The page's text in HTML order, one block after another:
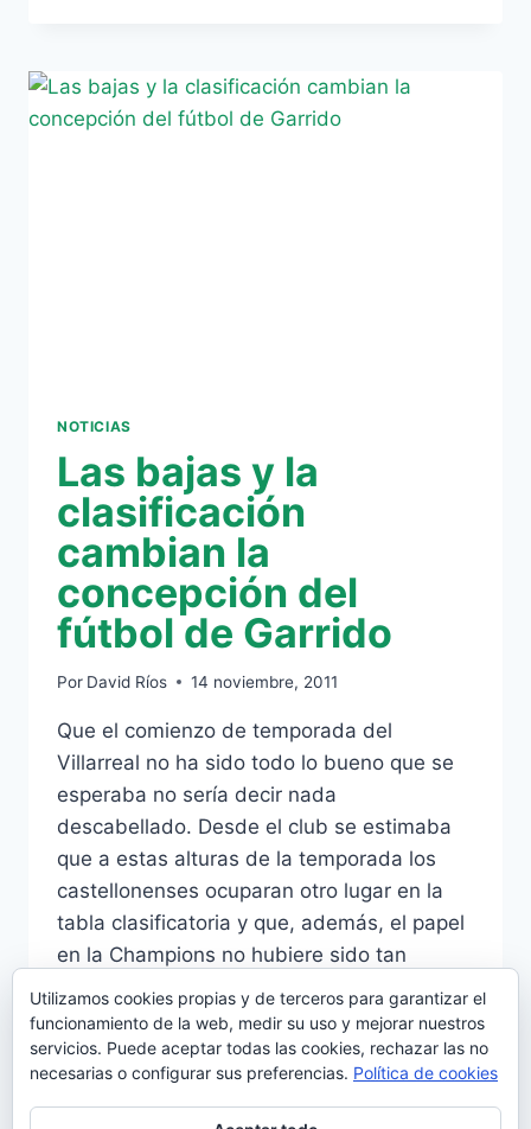
DURO
PERDER
NOTICIAS
Las bajas y la
clasificación
cambian la
concepción del
fútbol de Garrido
Por David Ríos 14 noviembre, 2011
Que el comienzo de temporada del
Villarreal no ha sido todo lo bueno que se
esperaba no sería decir nada
descabellado. Desde el club se estimaba
que a estas alturas de la temporada los
castellonenses ocuparan otro lugar en la
tabla clasificatoria y que, además, el papel
en la Champions no hubiere sido tan
LEER MÁS LAS
BAJAS
Y
LA
Utilizamos cookies propias y de terceros para garantizar el
funcionamiento de la web, medir su uso y mejorar nuestros
servicios. Puede aceptar todas las cookies, rechazar las no
necesarias o configurar sus preferencias. Política de cookies